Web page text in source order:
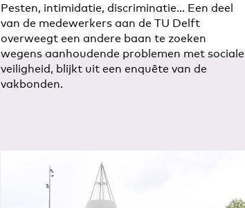
Pesten, intimidatie, discriminatie… Een deel
van de medewerkers aan de TU Delft
overweegt een andere baan te zoeken
wegens aanhoudende problemen met sociale
veiligheid, blijkt uit een enquête van de
vakbonden.